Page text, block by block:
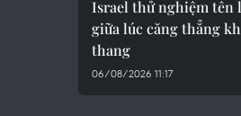
Israel thử nghiệm tên
giữa lúc căng thẳng
thang
06/08/2026 11:17